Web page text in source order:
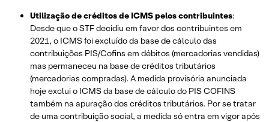
Utilização de créditos de ICMS pelos contribuintes:
Desde que o STF decidiu em favor dos contribuintes em
2021, o ICMS foi excluído da base de cálculo das
contribuições PIS/Cofins em débitos (mercadorias vendidas)
mas permaneceu na base de créditos tributários
(mercadorias compradas). A medida provisória anunciada
hoje exclui o ICMS da base de cálculo do PIS COFINS
também na apuração dos créditos tributários. Por se tratar
de uma contribuição social, a medida só entra em vigor após